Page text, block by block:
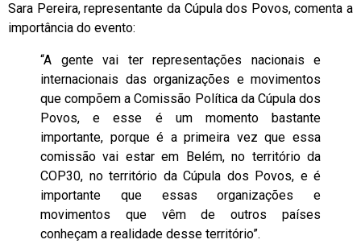
Sara Pereira, representante da Cúpula dos Povos, comenta a
importância do evento:
“A gente vai ter representações nacionais e
internacionais das organizações e movimentos
que compõem a Comissão Política da Cúpula dos
Povos, e esse é um momento bastante
importante, porque é a primeira vez que essa
comissão vai estar em Belém, no território da
COP30, no território da Cúpula dos Povos, e é
importante que essas organizações e
movimentos que vêm de outros países
conheçam a realidade desse território”.